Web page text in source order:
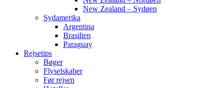
New Zealand – Sydøen
Sydamerika
Argentina
Brasilien
Paraguay
Rejsetips
Bøger
Flyselskaber
Før rejsen